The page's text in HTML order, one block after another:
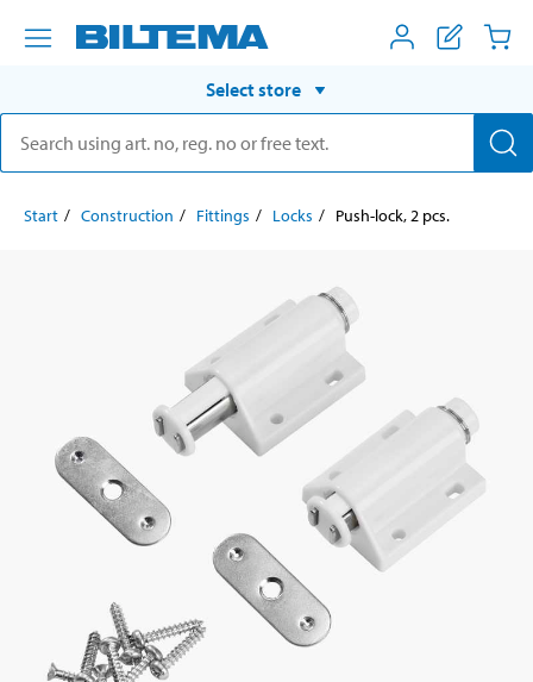
Select store
Start Construction Fittings Locks Push-lock, 2 pcs.